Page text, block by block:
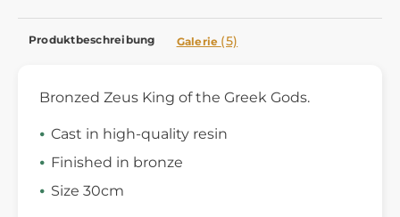
Produktbeschreibung Galerie (5)
Bronzed Zeus King of the Greek Gods.
Cast in high-quality resin
Finished in bronze
Size 30cm